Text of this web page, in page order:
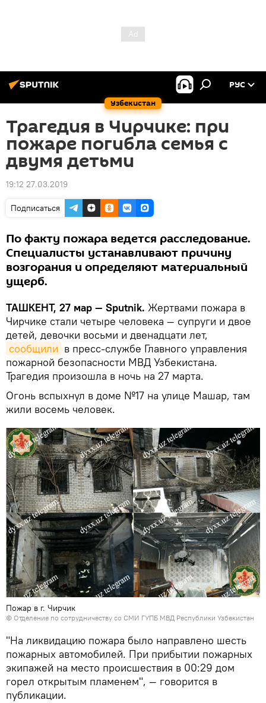
Узбекистан
РУС
Трагедия в Чирчике: при
пожаре погибла семья с
двумя детьми
19:12 27.03.2019
Подписаться
По факту пожара ведется расследование.
Специалисты устанавливают причину
возгорания и определяют материальный
ущерб.
ТАШКЕНТ, 27 мар — Sputnik. Жертвами пожара в
Чирчике стали четыре человека — супруги и двое
детей, девочки восьми и двенадцати лет,
сообщили в пресс-службе Главного управления
пожарной безопасности МВД Узбекистана.
Трагедия произошла в ночь на 27 марта.
Огонь вспыхнул в доме №17 на улице Машар, там
жили восемь человек.
Пожар в г. Чирчик
© Отделение по сотрудничеству со СМИ ГУПБ МВД Республики Узбекистан
"На ликвидацию пожара было направлено шесть
пожарных автомобилей. При прибытии пожарных
экипажей на место происшествия в 00:29 дом
горел открытым пламенем", — говорится в
публикации.